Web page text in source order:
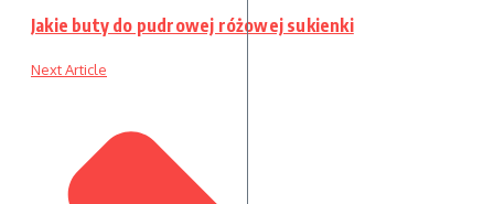
Jakie buty do pudrowej różowej sukienki
Next Article